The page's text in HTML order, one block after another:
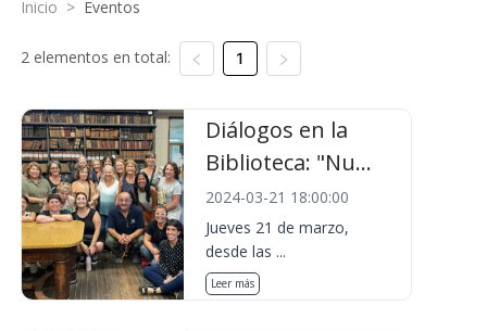
Inicio > Eventos
2 elementos en total: 1
Diálogos en la
Biblioteca: "Nu...
2024-03-21 18:00:00
Jueves 21 de marzo,
desde las ...
Leer más